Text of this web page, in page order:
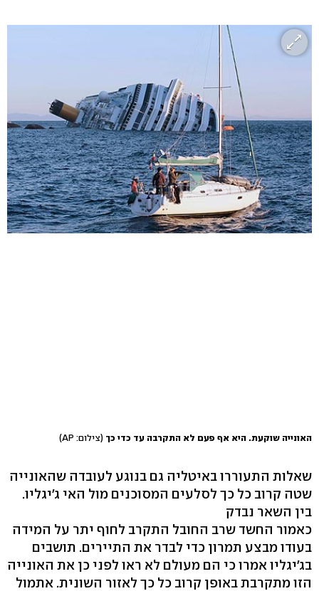
האונייה שוקעת. היא אף פעם לא התקרבה עד כדי כך (צילום: AP)
שאלות התעוררו באיטליה גם בנוגע לעובדה שהאונייה
שטה קרוב כל כך לסלעים המסוכנים מול האי ג'יגליו.
בין השאר נבדק
כאמור החשד שרב החובל התקרב לחוף יתר על המידה
בעודו מבצע תמרון כדי לבדר את התיירים. תושבים
בג'יגליו אמרו כי הם מעולם לא ראו לפני כן את האונייה
הזו מתקרבת באופן קרוב כל כך לאזור השונית. אתמול